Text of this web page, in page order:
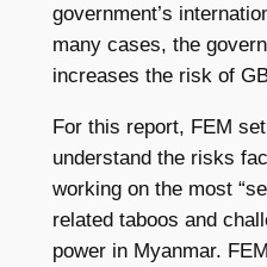
government’s
many cases, the
increases the risk of
For this report, FEM
understand the risks
working on the most
related taboos and
power in Myanmar.